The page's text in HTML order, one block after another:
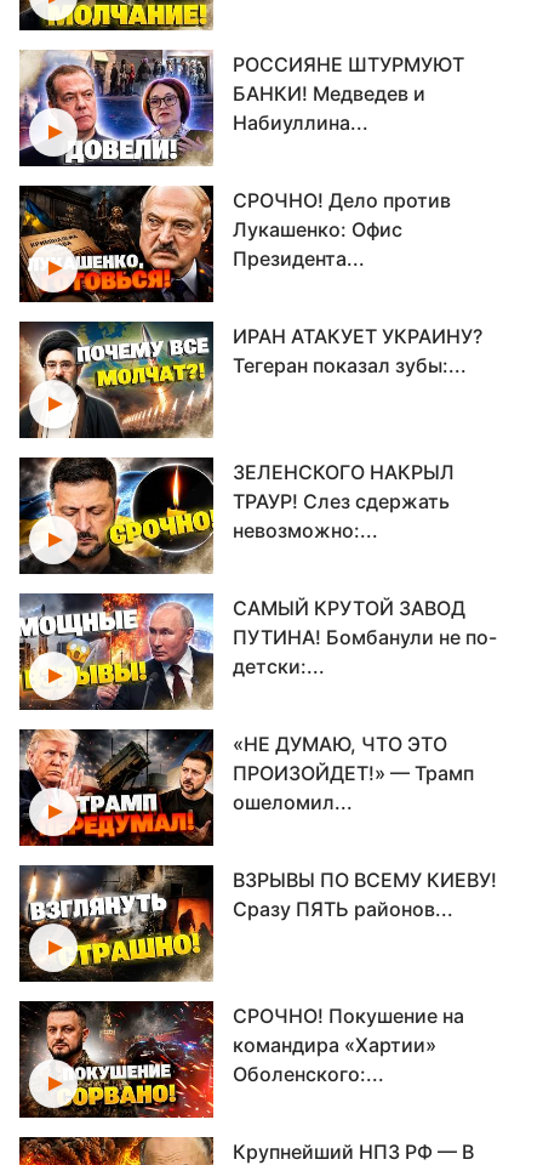
РОССИЯНЕ ШТУРМУЮТ
БАНКИ! Медведев и
Набиуллина...
СРОЧНО! Дело против
Лукашенко: Офис
Президента...
ИРАН АТАКУЕТ УКРАИНУ?
Тегеран показал зубы:...
ЗЕЛЕНСКОГО НАКРЫЛ
ТРАУР! Слез сдержать
невозможно:...
САМЫЙ КРУТОЙ ЗАВОД
ПУТИНА! Бомбанули не по-
детски:...
«НЕ ДУМАЮ, ЧТО ЭТО
ПРОИЗОЙДЕТ!» — Трамп
ошеломил...
ВЗРЫВЫ ПО ВСЕМУ КИЕВУ!
Сразу ПЯТЬ районов...
СРОЧНО! Покушение на
командира «Хартии»
Оболенского:...
Крупнейший НПЗ РФ — В